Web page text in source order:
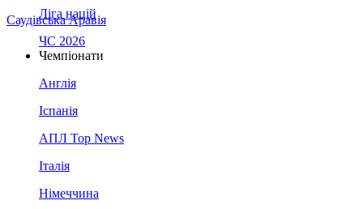
Саудівська Аравія
Ліга націй
ЧС 2026
Чемпіонати
Англія
Іспанія
АПЛ Top News
Італія
Німеччина